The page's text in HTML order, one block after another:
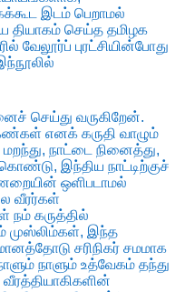
இடம் பெறாமல்
தியாகம் செய்த தமிழக
வேலூர்ப் புரட்சியின்போது
செய்து வருகிறேன்.
கண்கள் எனக் கருதி வாழும்
நாட்டை நினைத்து,
இந்திய நாட்டிற்குச்
ஒளிபடாமல்
வீரர்கள்
நம் கருத்தில்
முஸ்லிம்கள், இந்த
சரிநிகர் சமமாக
நாளும் உத்வேகம் தந்து